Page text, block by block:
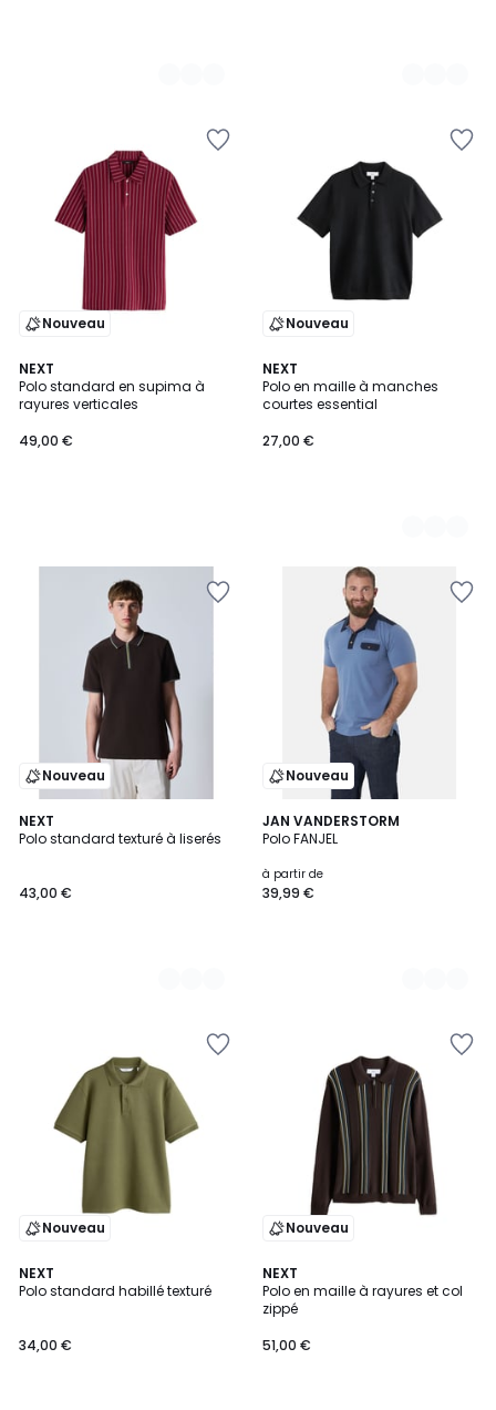
Nouveau
NEXT
Polo standard en supima à
rayures verticales
49,00 €
Nouveau
NEXT
Polo en maille à manches
courtes essential
27,00 €
2
Couleurs
Nouveau
NEXT
Polo standard texturé à liserés
43,00 €
2
Couleurs
Nouveau
JAN VANDERSTORM
Polo FANJEL
à partir de
39,99 €
2
Couleurs
Nouveau
NEXT
Polo standard habillé texturé
34,00 €
Nouveau
NEXT
Polo en maille à rayures et col
zippé
51,00 €